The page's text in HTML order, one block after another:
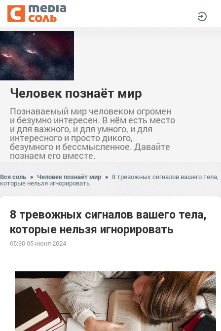
Человек познаёт мир
Познаваемый мир человеком огромен
и безумно интересен. В нём есть место
и для важного, и для умного, и для
интересного и просто дикого,
безумного и бессмысленное. Давайте
познаем его вместе.
Вся соль » Человек познаёт мир » 8 тревожных сигналов вашего тела,
которые нельзя игнорировать
8 тревожных сигналов вашего тела,
которые нельзя игнорировать
05:30 05 июня 2024